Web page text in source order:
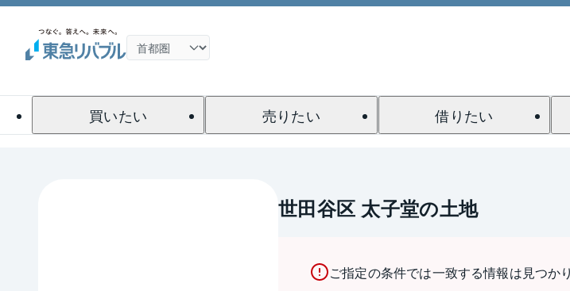
買いたい 売りたい 借りたい
世田谷区 太子堂の土地
ご指定の条件では一致する情報は見つか